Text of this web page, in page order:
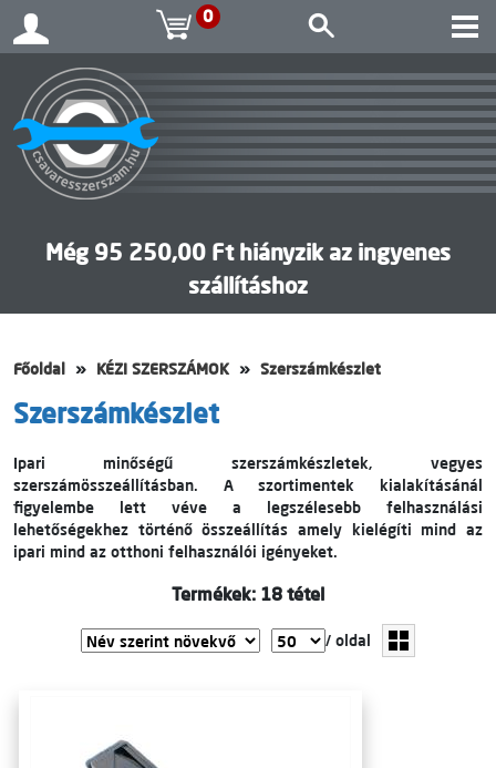
0
Még 95 250,00 Ft hiányzik az ingyenes
szállításhoz
Főoldal KÉZI SZERSZÁMOK Szerszámkészlet
Szerszámkészlet
Ipari minőségű szerszámkészletek, vegyes
szerszámösszeállításban. A szortimentek kialakításánál
figyelembe lett véve a legszélesebb felhasználási
lehetőségekhez történő összeállítás amely kielégíti mind az
ipari mind az otthoni felhasználói igényeket.
Termékek: 18 tétel
/ oldal